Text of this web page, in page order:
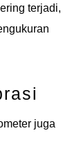
terjadi,
juga